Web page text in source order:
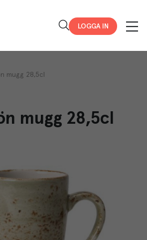
LOGGA IN
mugg 28,5cl
mugg 28,5cl